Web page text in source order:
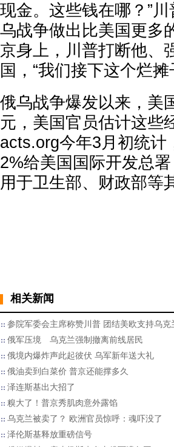
现金。这些钱在哪？”
乌战争做出比美国更多
京身上，川普打断他、
国，“我们接下这个烂
俄乌战争爆发以来，美
元，美国官员估计这些
acts.org今年3月初统计
2%给美国国际开发总
用于卫生部、财政部等
相关新闻
参院军委会主席称赞川普 团结美欧支持乌克
俄军压境 乌克兰强制撤离前线居民
俄境内爆炸声此起彼伏 乌军新年送大礼
俄油卖到白菜价 普京还能撑多久
泽连斯基出大招了
糗大了！普京秀肌肉意外露馅
乌克兰被卖了？ 欧洲官员惊呼：魂吓没了
泽伦斯基释放重磅信号